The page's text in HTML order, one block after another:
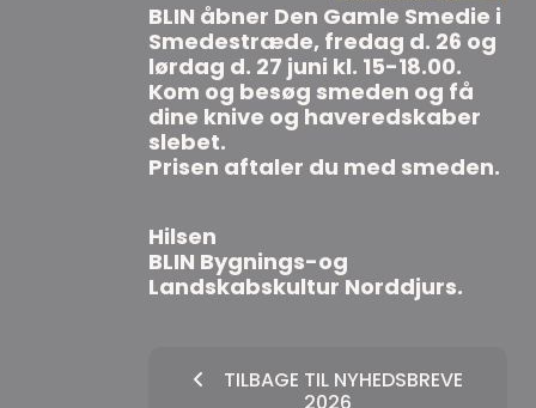
BLIN åbner Den Gamle Smedie i
Smedestræde, fredag d. 26 og
lørdag d. 27 juni kl. 15-18.00.
Kom og besøg smeden og få
dine knive og haveredskaber
slebet.
Prisen aftaler du med smeden.
Hilsen
BLIN Bygnings-og
Landskabskultur Norddjurs.
TILBAGE TIL NYHEDSBREVE